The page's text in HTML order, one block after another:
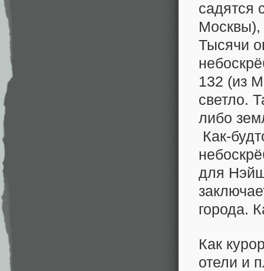
садятся
Москвы),
Тысячи
132 (из
светло.
либо
Как-
для
города.
Как
отели и